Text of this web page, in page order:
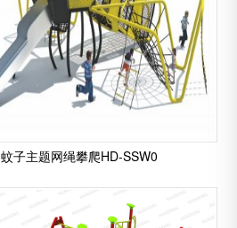
蚊子主题网绳攀爬HD-SSW0